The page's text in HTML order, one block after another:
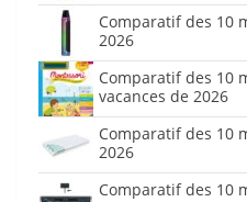
Comparatif des 10
2026
Comparatif des 10
vacances de 2026
Comparatif des 10
2026
Comparatif des 10